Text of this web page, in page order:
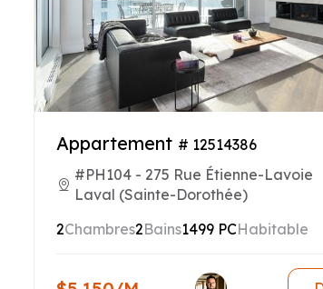
Appartement # 12514386
#PH104 - 275 Rue Étienne-Lavoie
Laval (Sainte-Dorothée)
2Chambres2Bains1499 PCHabitable